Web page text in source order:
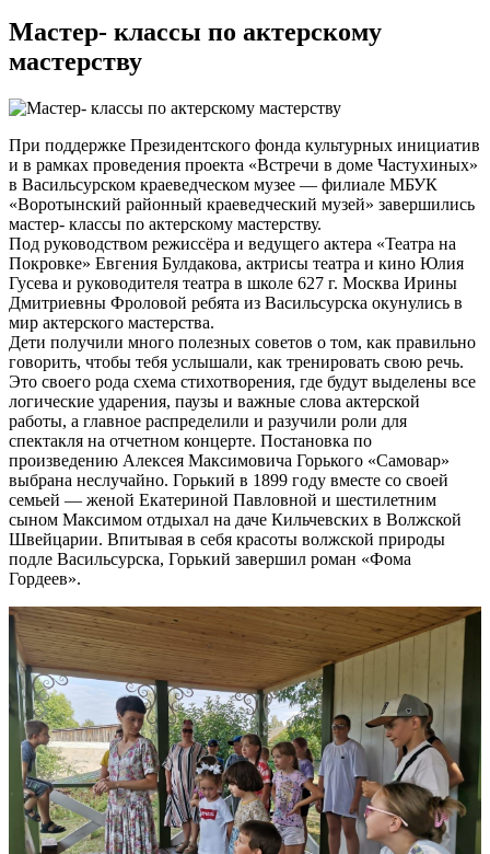
Мастер- классы по актерскому
мастерству
При поддержке Президентского фонда культурных инициатив
и в рамках проведения проекта «Встречи в доме Частухиных»
в Васильсурском краеведческом музее — филиале МБУК
«Воротынский районный краеведческий музей» завершились
мастер- классы по актерскому мастерству.
Под руководством режиссёра и ведущего актера «Театра на
Покровке» Евгения Булдакова, актрисы театра и кино Юлия
Гусева и руководителя театра в школе 627 г. Москва Ирины
Дмитриевны Фроловой ребята из Васильсурска окунулись в
мир актерского мастерства.
Дети получили много полезных советов о том, как правильно
говорить, чтобы тебя услышали, как тренировать свою речь.
Это своего рода схема стихотворения, где будут выделены все
логические ударения, паузы и важные слова актерской
работы, а главное распределили и разучили роли для
спектакля на отчетном концерте. Постановка по
произведению Алексея Максимовича Горького «Самовар»
выбрана неслучайно. Горький в 1899 году вместе со своей
семьей — женой Екатериной Павловной и шестилетним
сыном Максимом отдыхал на даче Кильчевских в Волжской
Швейцарии. Впитывая в себя красоты волжской природы
подле Васильсурска, Горький завершил роман «Фома
Гордеев».